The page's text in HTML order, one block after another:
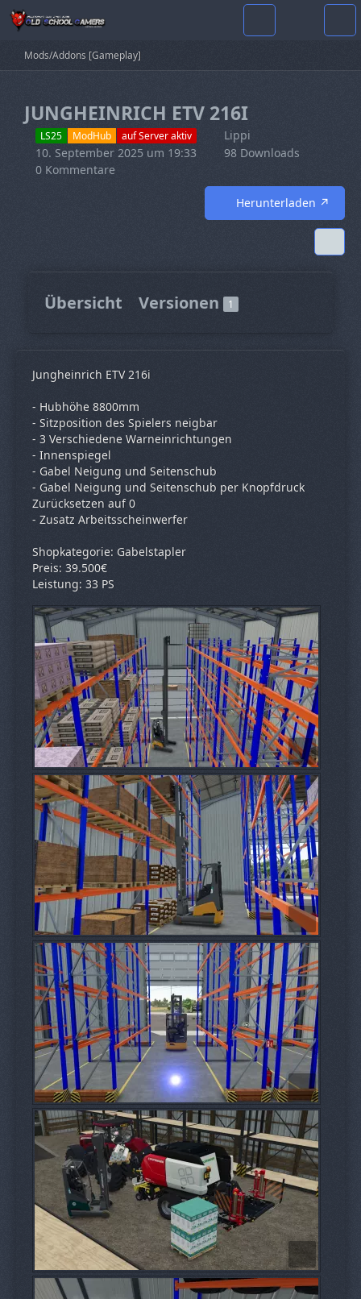
Mods/Addons [Gameplay]
JUNGHEINRICH ETV 216I
LS25 ModHub auf Server aktiv
Lippi
10. September 2025 um 19:33
98 Downloads
0 Kommentare
Herunterladen
Übersicht Versionen 1
Jungheinrich ETV 216i
- Hubhöhe 8800mm
- Sitzposition des Spielers neigbar
- 3 Verschiedene Warneinrichtungen
- Innenspiegel
- Gabel Neigung und Seitenschub
- Gabel Neigung und Seitenschub per Knopfdruck
Zurücksetzen auf 0
- Zusatz Arbeitsscheinwerfer
Shopkategorie: Gabelstapler
Preis: 39.500€
Leistung: 33 PS